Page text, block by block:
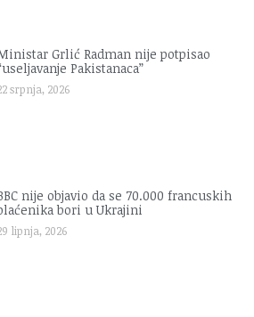
Grlić Radman nije potpisao
Pakistanaca”
srpnja, 2026
nije objavio da se 70.000 francuskih
bori u Ukrajini
lipnja, 2026